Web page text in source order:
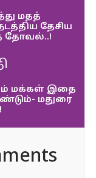
மதத்
தேசிய
தோவல்..!
மக்கள் இதை
மதுரை